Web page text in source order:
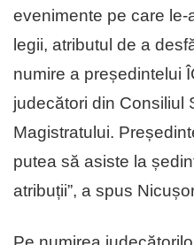
evenimente pe care le-
legii, atributul de a
numire a președintelui
judecători din Consiliul
Magistratului.
putea să asiste la
atribuții”, a spus